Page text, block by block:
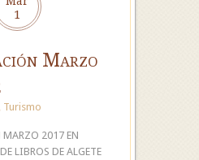
1
Marzo
Turismo
MARZO 2017 EN
LIBROS DE ALGETE